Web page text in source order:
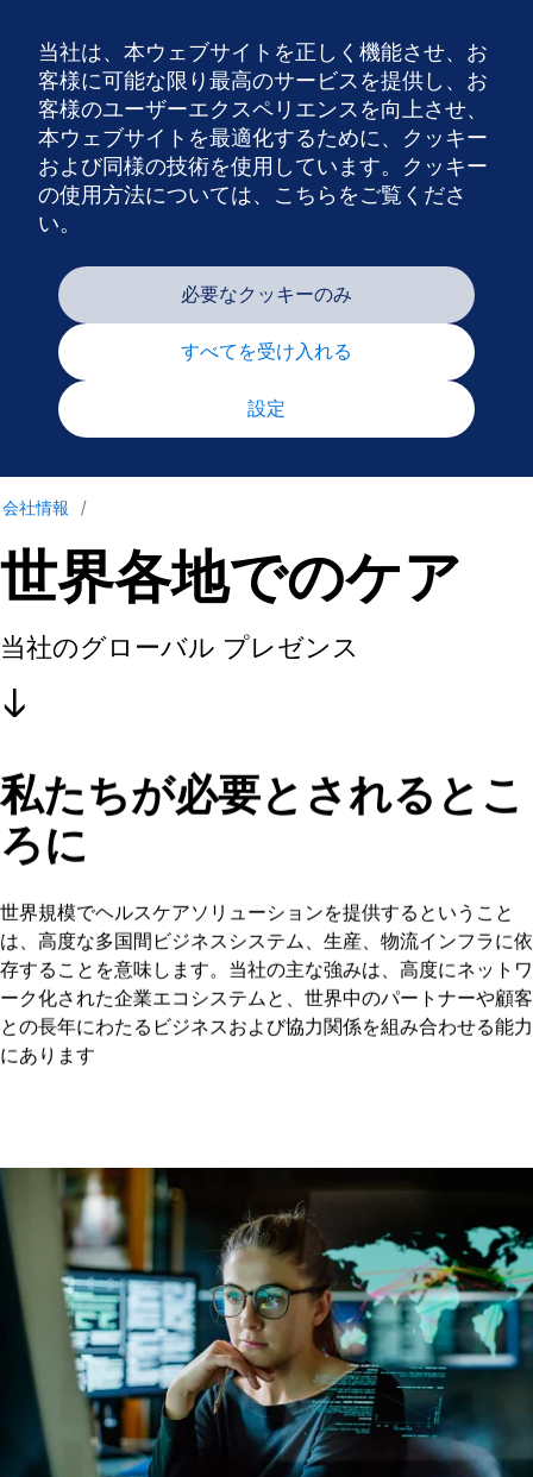
会社情報
世界各地でのケア
当社のグローバル プレゼンス
私たちが必要とされるとこ
ろに
世界規模でヘルスケアソリューションを提供するということ
は、高度な多国間ビジネスシステム、生産、物流インフラに依
存することを意味します。当社の主な強みは、高度にネットワ
ーク化された企業エコシステムと、世界中のパートナーや顧客
との長年にわたるビジネスおよび協力関係を組み合わせる能力
にあります
当社は、本ウェブサイトを正しく機能させ、お
客様に可能な限り最高のサービスを提供し、お
客様のユーザーエクスペリエンスを向上させ、
本ウェブサイトを最適化するために、クッキー
および同様の技術を使用しています。クッキー
の使用方法については、こちらをご覧くださ
い。
必要なクッキーのみ
すべてを受け入れる
設定